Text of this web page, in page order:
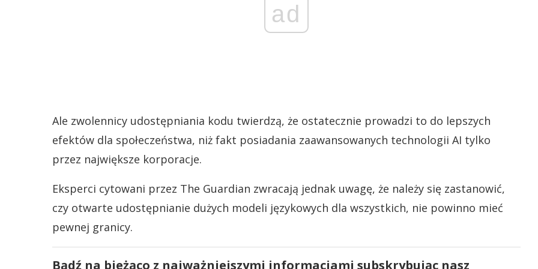
ad
Ale zwolennicy udostępniania kodu twierdzą, że ostatecznie prowadzi to do lepszych
efektów dla społeczeństwa, niż fakt posiadania zaawansowanych technologii AI tylko
przez największe korporacje.
Eksperci cytowani przez The Guardian zwracają jednak uwagę, że należy się zastanowić,
czy otwarte udostępnianie dużych modeli językowych dla wszystkich, nie powinno mieć
pewnej granicy.
Bądź na bieżąco z najważniejszymi informacjami subskrybując nasz